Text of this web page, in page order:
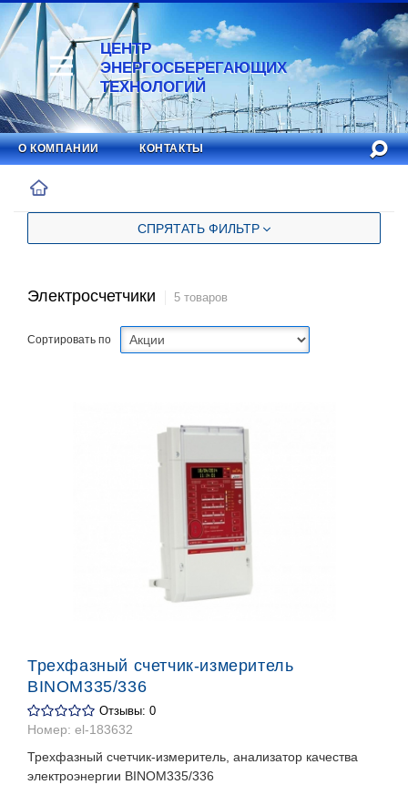
ЦЕНТР
ЭНЕРГОСБЕРЕГАЮЩИХ
ТЕХНОЛОГИЙ
О КОМПАНИИ КОНТАКТЫ
СПРЯТАТЬ ФИЛЬТР
Электросчетчики 5 товаров
Сортировать по
Трехфазный счетчик-измеритель
BINOM335/336
Отзывы: 0
Номер: el-183632
Трехфазный счетчик-измеритель, анализатор качества
электроэнергии BINOM335/336